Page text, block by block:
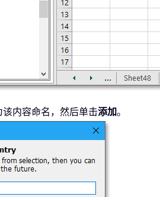
内容命名，然后单击添加。